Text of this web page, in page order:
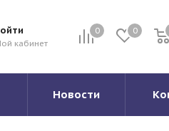
0 0
кабинет
Новости